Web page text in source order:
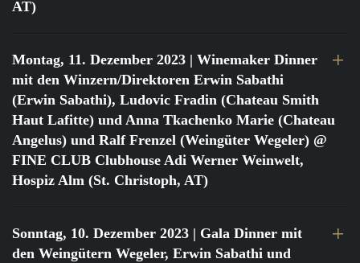
AT)
Montag, 11. Dezember 2023 | Winemaker Dinner
mit den Winzern/Direktoren Erwin Sabathi
(Erwin Sabathi), Ludovic Fradin (Chateau Smith
Haut Lafitte) und Anna Tkachenko Marie (Chateau
Angelus) und Ralf Frenzel (Weingüter Wegeler) @
FINE CLUB Clubhouse Adi Werner Weinwelt,
Hospiz Alm (St. Christoph, AT)
Sonntag, 10. Dezember 2023 | Gala Dinner mit
den Weingütern Wegeler, Erwin Sabathi und